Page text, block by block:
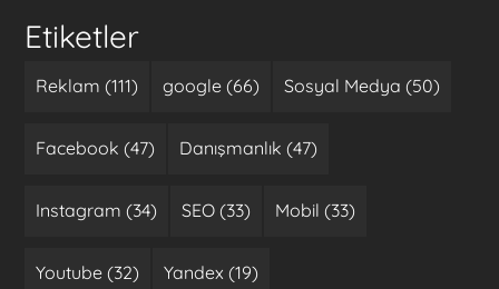
Etiketler
Reklam (111) google (66) Sosyal Medya (50)
Facebook (47) Danışmanlık (47)
Instagram (34) SEO (33) Mobil (33)
Youtube (32) Yandex (19)